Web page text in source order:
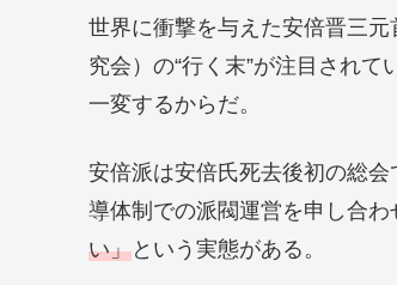
世界に衝撃を与えた安倍晋三
究会）の“行く末”が注目され
一変するからだ。
安倍派は安倍氏死去後初の総
導体制での派閥運営を申し合
い」という実態がある。